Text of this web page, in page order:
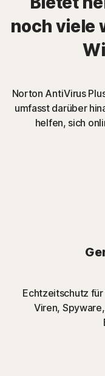
noch viele
Norton AntiVirus
umfasst darüber
helfen, sich
Echtzeitschutz für
Viren,